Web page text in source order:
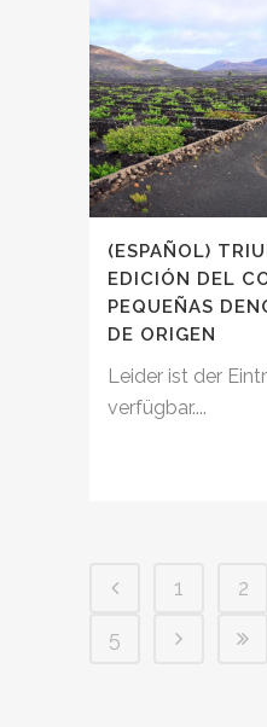
(ESPAÑOL)
EDICIÓN DEL
PEQUEÑAS
DE ORIGEN
Leider ist der
verfügbar....
1 2
5